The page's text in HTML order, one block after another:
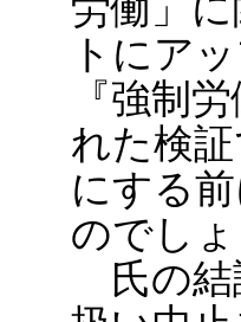
トにア
『強制
れた検
にする
のでしょ
氏の結